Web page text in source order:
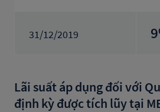
31/12/2019 9
Lãi suất áp dụng đối với
định kỳ được tích lũy tại